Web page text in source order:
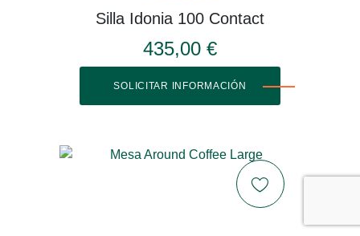
Silla Idonia 100 Contact
435,00 €
SOLICITAR INFORMACIÓN